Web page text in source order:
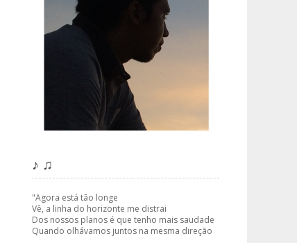
♪ ♫
"Agora está tão longe
Vê, a linha do horizonte me distrai
Dos nossos planos é que tenho mais saudade
Quando olhávamos juntos na mesma direção